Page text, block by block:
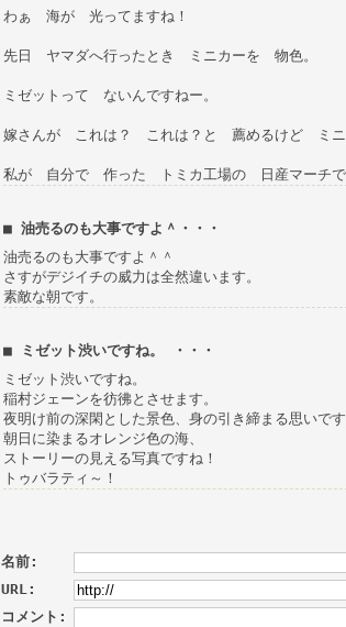
わぁ 海が 光ってますね！
先日 ヤマダへ行ったとき ミニカーを 物色。
ミゼットって ないんですねー。
嫁さんが これは？ これは？と 薦めるけど ミニ
私が 自分で 作った トミカ工場の 日産マーチ
■ 油売るのも大事ですよ＾・・・
油売るのも大事ですよ＾＾
さすがデジイチの威力は全然違います。
素敵な朝です。
■ ミゼット渋いですね。 ・・・
ミゼット渋いですね。
稲村ジェーンを彷彿とさせます。
夜明け前の深閑とした景色、身の引き締まる思いです
朝日に染まるオレンジ色の海、
ストーリーの見える写真ですね！
トゥバラティ～！
名前:
URL:
コメント: